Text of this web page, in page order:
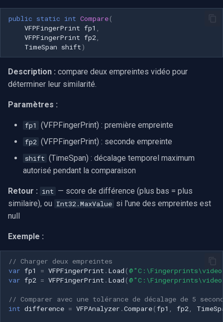
public static int Compare(
VFPFingerPrint fp1
VFPFingerPrint fp2
TimeSpan shift)
Description : compare deux empreintes vidéo pour
déterminer leur similarité.
Paramètres :
fp1 (VFPFingerPrint) : première empreinte
fp2 (VFPFingerPrint) : seconde empreinte
shift (TimeSpan) : décalage temporel maximum
autorisé pendant la comparaison
Retour : int — score de différence (plus bas = plus
similaire), ou Int32.MaxValue si l'une des empreintes est
null
Exemple :
// Charger deux empreintes
var fp1 = VFPFingerPrint . Load (
var fp2 = VFPFingerPrint . Load (
// Comparer avec une tolérance de décalage de 5
int difference = VFPAnalyzer .Compare(fp1 fp2